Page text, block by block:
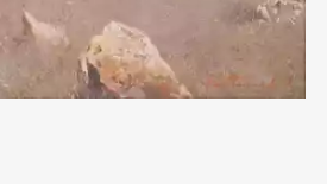
rakovgallery.ru